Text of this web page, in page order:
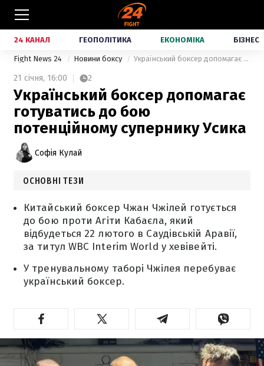
24 КАНАЛ ГЕОПОЛІТИКА ЕКОНОМІКА БІЗНЕС
Fight News 24 Новини боксу Український боксер допомагає готуватись до бою потенційному супернику Усика
21 січня, 16:00 2
Український боксер допомагає
готуватись до бою
потенційному супернику Усика
Софія Кулай
ОСНОВНІ ТЕЗИ
Китайський боксер Чжан Чжілей готується
до бою проти Агіти Кабаєла, який
відбудеться 22 лютого в Саудівській Аравії,
за титул WBC Interim World у хевівейті.
У тренувальному таборі Чжілея перебуває
український боксер.